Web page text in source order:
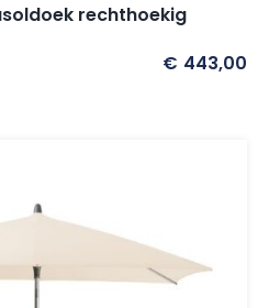
rechthoekig
€ 443,00